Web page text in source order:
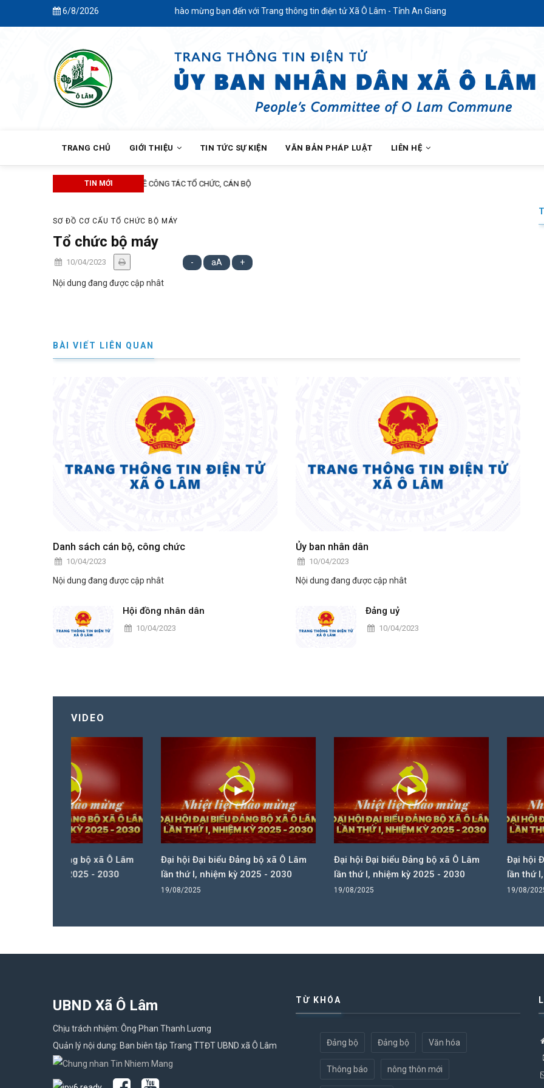
6/8/2026 Chào mừng bạn đến với Trang thông tin điện tử Xã Ô Lâm - Tỉnh An Giang
NAVIGATION
TRANG CHỦ GIỚI THIỆU TIN TỨC SỰ KIỆN VĂN BẢN PHÁP LUẬT LIÊN HỆ
TIN MỚI ĐẢNG BỘ XÃ Ô LÂM TỔ CHỨC LỄ CÔNG BỐ VÀ TRAO QUYẾT ĐỊNH CÔNG TÁC TỔ
SƠ ĐỒ CƠ CẤU TỔ CHỨC BỘ MÁY
Tổ chức bộ máy
10/04/2023 - aA +
Nội dung đang được cập nhât
BÀI VIẾT LIÊN QUAN
Danh sách cán bộ, công chức
10/04/2023
Nội dung đang được cập nhât
Ủy ban nhân dân
10/04/2023
Nội dung đang được cập nhât
Hội đồng nhân dân
10/04/2023
Đảng uỷ
10/04/2023
VIDEO
Đại hội Đại biểu Đảng bộ xã Ô Lâm
lần thứ I, nhiệm kỳ 2025 - 2030
Đại hội Đại biểu Đảng bộ xã Ô Lâm
lần thứ I, nhiệm kỳ 2025 - 2030
Đại hội Đại biểu Đảng bộ xã
lần thứ I, nhiệm kỳ 2025 -
UBND Xã Ô Lâm
Chịu trách nhiệm: Ông Phan Thanh Lương
Quản lý nội dung: Ban biên tập Trang TTĐT UBND xã Ô Lâm
TỪ KHÓA
Đảng bộ Đảng bộ Văn hóa
Thông báo nông thôn mới